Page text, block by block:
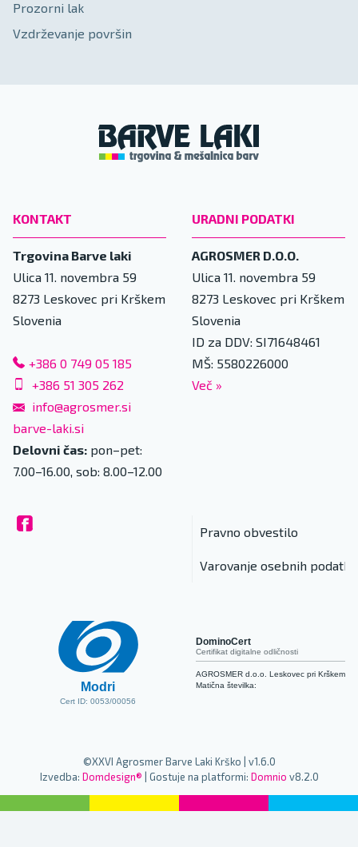
Prozorni lak
Vzdrževanje površin
KONTAKT
Trgovina Barve laki
Ulica 11. novembra 59
8273 Leskovec pri Krškem
Slovenia
+386 0 749 05 185
+386 51 305 262
info@agrosmer.si
barve-laki.si
Delovni čas: pon–pet:
7.00–16.00, sob: 8.00–12.00
URADNI PODATKI
AGROSMER D.O.O.
Ulica 11. novembra 59
8273 Leskovec pri Krškem
Slovenia
ID za DDV: SI71648461
MŠ: 5580226000
Več »
Pravno obvestilo
Varovanje osebnih
Modri
Cert ID: 0053/00056
DominoCert
Certifikat digitalne odličnosti
AGROSMER d.o.o. Leskovec pri Krškem
Matična številka:
©XXVI Agrosmer Barve Laki Krško | v1.6.0
Izvedba: Domdesign® | Gostuje na platformi: Domnio v8.2.0